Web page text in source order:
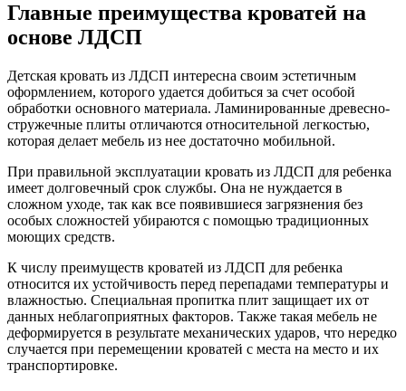
Главные преимущества кроватей на
основе ЛДСП
Детская кровать из ЛДСП интересна своим эстетичным
оформлением, которого удается добиться за счет особой
обработки основного материала. Ламинированные древесно-
стружечные плиты отличаются относительной легкостью,
которая делает мебель из нее достаточно мобильной.
При правильной эксплуатации кровать из ЛДСП для ребенка
имеет долговечный срок службы. Она не нуждается в
сложном уходе, так как все появившиеся загрязнения без
особых сложностей убираются с помощью традиционных
моющих средств.
К числу преимуществ кроватей из ЛДСП для ребенка
относится их устойчивость перед перепадами температуры и
влажностью. Специальная пропитка плит защищает их от
данных неблагоприятных факторов. Также такая мебель не
деформируется в результате механических ударов, что нередко
случается при перемещении кроватей с места на место и их
транспортировке.